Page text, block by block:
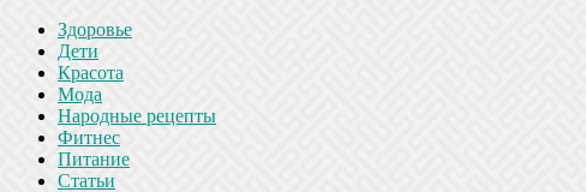
Здоровье
Дети
Красота
Мода
Народные рецепты
Фитнес
Питание
Статьи